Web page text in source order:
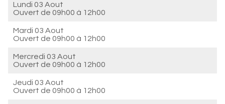
Lundi 03 Aout
Ouvert de 09h00 à 12h00
Mardi 03 Aout
Ouvert de 09h00 à 12h00
Mercredi 03 Aout
Ouvert de 09h00 à 12h00
Jeudi 03 Aout
Ouvert de 09h00 à 12h00